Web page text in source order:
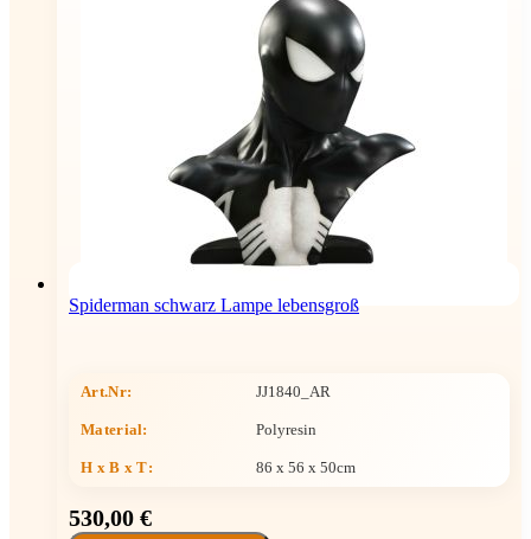
Spiderman schwarz Lampe lebensgroß
Art.Nr: JJ1840_AR
Material: Polyresin
H x B x T: 86 x 56 x 50cm
530,00 €